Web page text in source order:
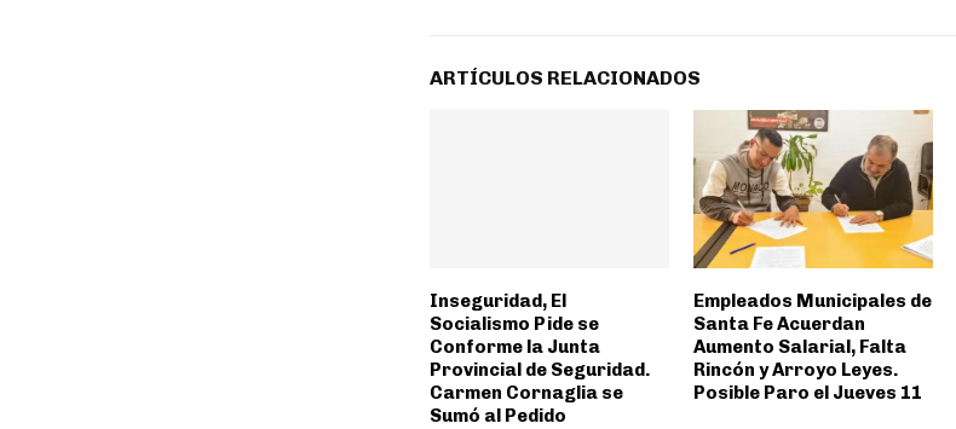
ARTÍCULOS RELACIONADOS
Inseguridad, El
Socialismo Pide se
Conforme la Junta
Provincial de Seguridad.
Carmen Cornaglia se
Sumó al Pedido
Empleados Municipales de
Santa Fe Acuerdan
Aumento Salarial, Falta
Rincón y Arroyo Leyes.
Posible Paro el Jueves 11